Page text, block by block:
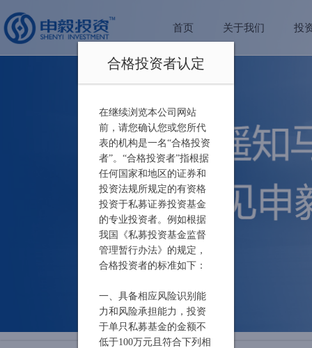
合格投资者认定
在继续浏览本公司网站
前，请您确认您或您所代
表的机构是一名“合格投资
者”。“合格投资者”指根据
任何国家和地区的证券和
投资法规所规定的有资格
投资于私募证券投资基金
的专业投资者。例如根据
我国《私募投资基金监督
管理暂行办法》的规定，
合格投资者的标准如下：
一、具备相应风险识别能
力和风险承担能力，投资
于单只私募基金的金额不
低于100万元且符合下列相
首页 关于我们 投